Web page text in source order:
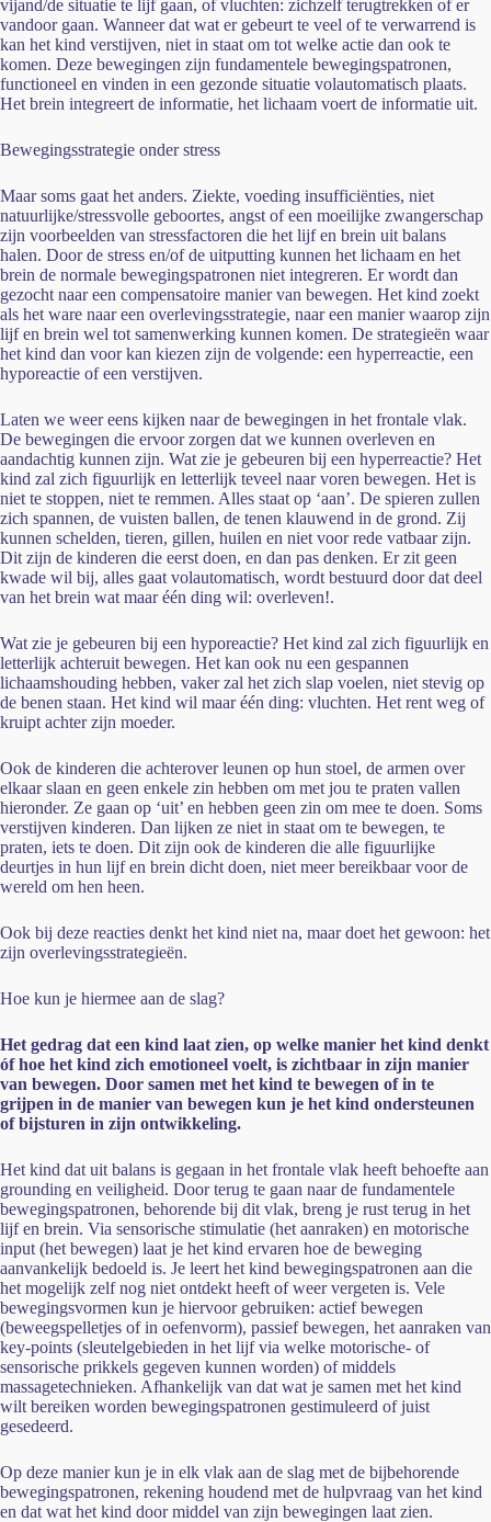
vijand/de situatie te lijf gaan, of vluchten: zichzelf terugtrekken of er
vandoor gaan. Wanneer dat wat er gebeurt te veel of te verwarrend is
kan het kind verstijven, niet in staat om tot welke actie dan ook te
komen. Deze bewegingen zijn fundamentele bewegingspatronen,
functioneel en vinden in een gezonde situatie volautomatisch plaats.
Het brein integreert de informatie, het lichaam voert de informatie uit.
Bewegingsstrategie onder stress
Maar soms gaat het anders. Ziekte, voeding insufficiënties, niet
natuurlijke/stressvolle geboortes, angst of een moeilijke zwangerschap
zijn voorbeelden van stressfactoren die het lijf en brein uit balans
halen. Door de stress en/of de uitputting kunnen het lichaam en het
brein de normale bewegingspatronen niet integreren. Er wordt dan
gezocht naar een compensatoire manier van bewegen. Het kind zoekt
als het ware naar een overlevingsstrategie, naar een manier waarop zijn
lijf en brein wel tot samenwerking kunnen komen. De strategieën waar
het kind dan voor kan kiezen zijn de volgende: een hyperreactie, een
hyporeactie of een verstijven.
Laten we weer eens kijken naar de bewegingen in het frontale vlak.
De bewegingen die ervoor zorgen dat we kunnen overleven en
aandachtig kunnen zijn. Wat zie je gebeuren bij een hyperreactie? Het
kind zal zich figuurlijk en letterlijk teveel naar voren bewegen. Het is
niet te stoppen, niet te remmen. Alles staat op ‘aan’. De spieren zullen
zich spannen, de vuisten ballen, de tenen klauwend in de grond. Zij
kunnen schelden, tieren, gillen, huilen en niet voor rede vatbaar zijn.
Dit zijn de kinderen die eerst doen, en dan pas denken. Er zit geen
kwade wil bij, alles gaat volautomatisch, wordt bestuurd door dat deel
van het brein wat maar één ding wil: overleven!.
Wat zie je gebeuren bij een hyporeactie? Het kind zal zich figuurlijk en
letterlijk achteruit bewegen. Het kan ook nu een gespannen
lichaamshouding hebben, vaker zal het zich slap voelen, niet stevig op
de benen staan. Het kind wil maar één ding: vluchten. Het rent weg of
kruipt achter zijn moeder.
Ook de kinderen die achterover leunen op hun stoel, de armen over
elkaar slaan en geen enkele zin hebben om met jou te praten vallen
hieronder. Ze gaan op ‘uit’ en hebben geen zin om mee te doen. Soms
verstijven kinderen. Dan lijken ze niet in staat om te bewegen, te
praten, iets te doen. Dit zijn ook de kinderen die alle figuurlijke
deurtjes in hun lijf en brein dicht doen, niet meer bereikbaar voor de
wereld om hen heen.
Ook bij deze reacties denkt het kind niet na, maar doet het gewoon: het
zijn overlevingsstrategieën.
Hoe kun je hiermee aan de slag?
Het gedrag dat een kind laat zien, op welke manier het kind denkt
óf hoe het kind zich emotioneel voelt, is zichtbaar in zijn manier
van bewegen. Door samen met het kind te bewegen of in te
grijpen in de manier van bewegen kun je het kind ondersteunen
of bijsturen in zijn ontwikkeling.
Het kind dat uit balans is gegaan in het frontale vlak heeft behoefte aan
grounding en veiligheid. Door terug te gaan naar de fundamentele
bewegingspatronen, behorende bij dit vlak, breng je rust terug in het
lijf en brein. Via sensorische stimulatie (het aanraken) en motorische
input (het bewegen) laat je het kind ervaren hoe de beweging
aanvankelijk bedoeld is. Je leert het kind bewegingspatronen aan die
het mogelijk zelf nog niet ontdekt heeft of weer vergeten is. Vele
bewegingsvormen kun je hiervoor gebruiken: actief bewegen
(beweegspelletjes of in oefenvorm), passief bewegen, het aanraken van
key-points (sleutelgebieden in het lijf via welke motorische- of
sensorische prikkels gegeven kunnen worden) of middels
massagetechnieken. Afhankelijk van dat wat je samen met het kind
wilt bereiken worden bewegingspatronen gestimuleerd of juist
gesedeerd.
Op deze manier kun je in elk vlak aan de slag met de bijbehorende
bewegingspatronen, rekening houdend met de hulpvraag van het kind
en dat wat het kind door middel van zijn bewegingen laat zien.